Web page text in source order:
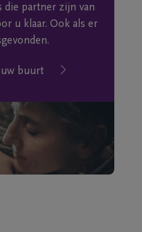
die partner zijn van
u klaar. Ook als er
uw buurt